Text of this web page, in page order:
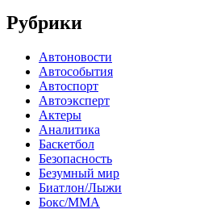
Рубрики
Автоновости
Автособытия
Автоспорт
Автоэксперт
Актеры
Аналитика
Баскетбол
Безопасность
Безумный мир
Биатлон/Лыжи
Бокс/MMA